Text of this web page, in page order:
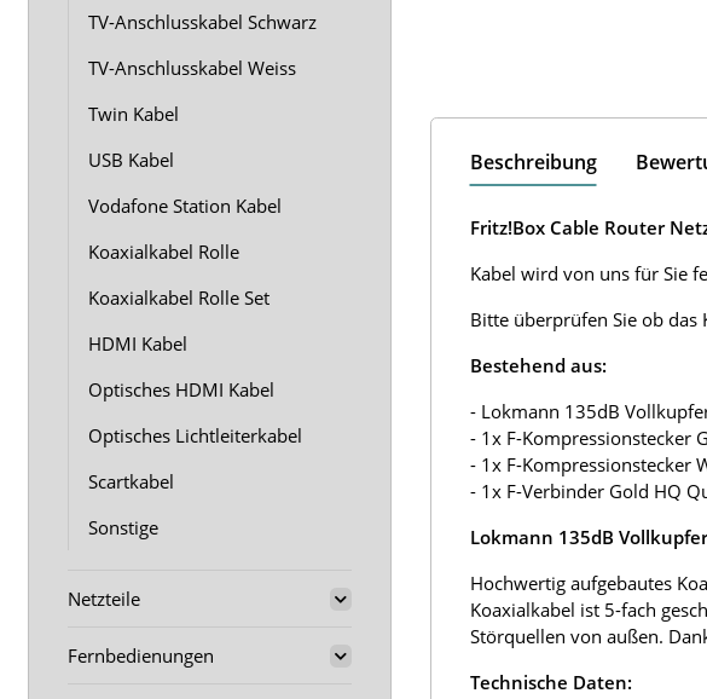
Beschreibung
Fritz!Box Cable Router
Kabel wird von uns für Sie
Bitte überprüfen Sie ob das
Bestehend aus:
- Lokmann 135dB
- 1x F-Kompressionstecker
- 1x F-Kompressionstecker
- 1x F-Verbinder Gold HQ
Lokmann 135dB
Hochwertig aufgebautes
Koaxialkabel ist 5-fach
Störquellen von außen.
Technische Daten:
TV-Anschlusskabel Schwarz
TV-Anschlusskabel Weiss
Twin Kabel
USB Kabel
Vodafone Station Kabel
Koaxialkabel Rolle
Koaxialkabel Rolle Set
HDMI Kabel
Optisches HDMI Kabel
Optisches Lichtleiterkabel
Scartkabel
Sonstige
Netzteile
Fernbedienungen